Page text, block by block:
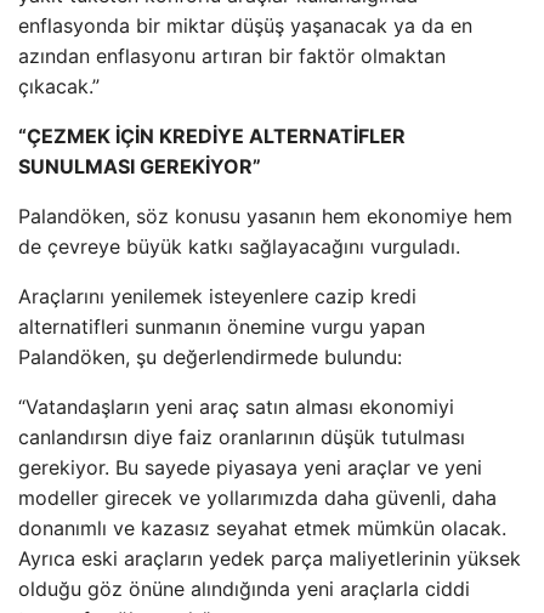
enflasyonda bir miktar düşüş yaşanacak ya da en
azından enflasyonu artıran bir faktör olmaktan
çıkacak.”
“ÇEZMEK İÇİN KREDİYE ALTERNATİFLER
SUNULMASI GEREKİYOR”
Palandöken, söz konusu yasanın hem ekonomiye hem
de çevreye büyük katkı sağlayacağını vurguladı.
Araçlarını yenilemek isteyenlere cazip kredi
alternatifleri sunmanın önemine vurgu yapan
Palandöken, şu değerlendirmede bulundu:
“Vatandaşların yeni araç satın alması ekonomiyi
canlandırsın diye faiz oranlarının düşük tutulması
gerekiyor. Bu sayede piyasaya yeni araçlar ve yeni
modeller girecek ve yollarımızda daha güvenli, daha
donanımlı ve kazasız seyahat etmek mümkün olacak.
Ayrıca eski araçların yedek parça maliyetlerinin yüksek
olduğu göz önüne alındığında yeni araçlarla ciddi